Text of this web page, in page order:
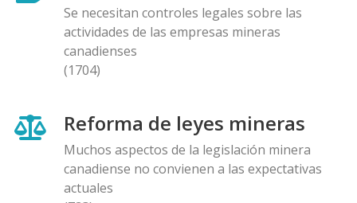
Se necesitan controles legales sobre las
actividades de las empresas mineras
canadienses
(1704)
Reforma de leyes mineras
Muchos aspectos de la legislación minera
canadiense no convienen a las expectativas
actuales